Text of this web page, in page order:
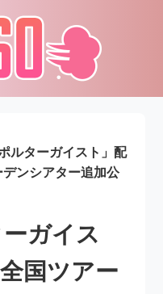
ルターガイスト」配
ンシアター追加公
ガイス
国ツアー